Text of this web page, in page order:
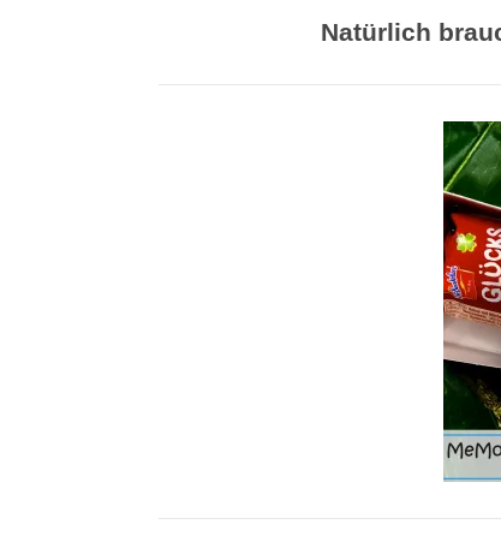
Natürlich